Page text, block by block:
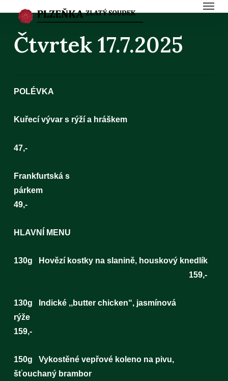
contentČtvrtek 17.7.2025
POLÉVKA
Kuřecí vývar s rýží a hráškem
47,-
Frankfurtská s
49,-
HLAVNÍ MENU
130g Hovězí kostky na slanině, houskový knedlík
159,-
130g Indické ,,butter chicken“, jasmínová
rýže
159,-
150g Vykostěné vepřové koleno na pivu,
šťouchaný brambor